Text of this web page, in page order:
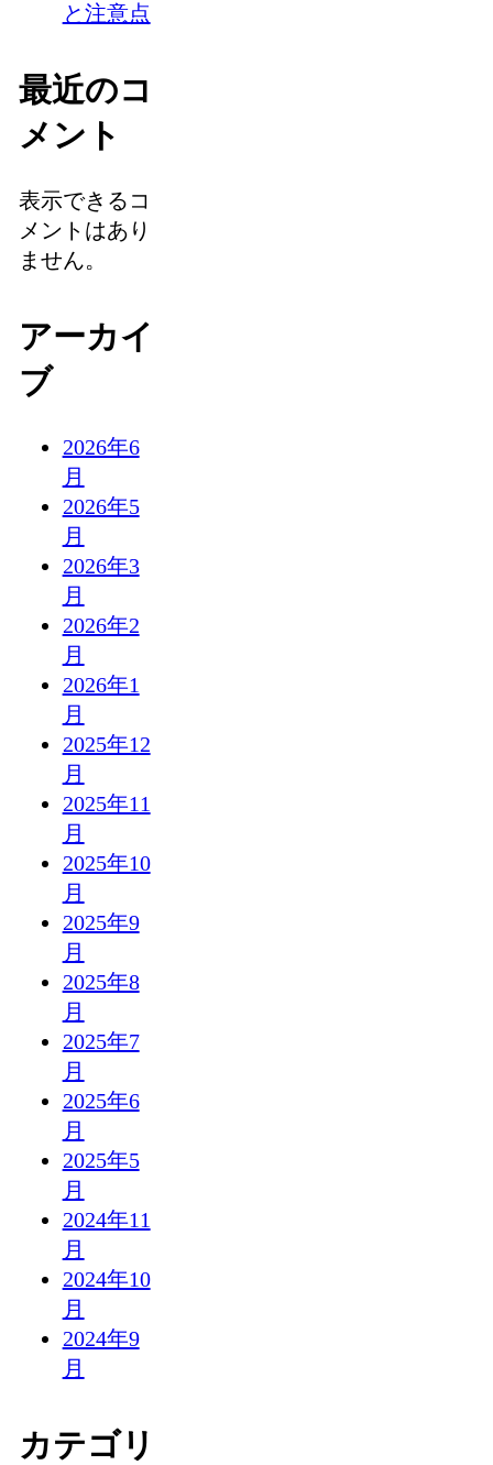
と注意点
最近のコ
メント
表示できるコ
メントはあり
ません。
アーカイ
ブ
2026年6
月
2026年5
月
2026年3
月
2026年2
月
2026年1
月
2025年12
月
2025年11
月
2025年10
月
2025年9
月
2025年8
月
2025年7
月
2025年6
月
2025年5
月
2024年11
月
2024年10
月
2024年9
月
カテゴリ